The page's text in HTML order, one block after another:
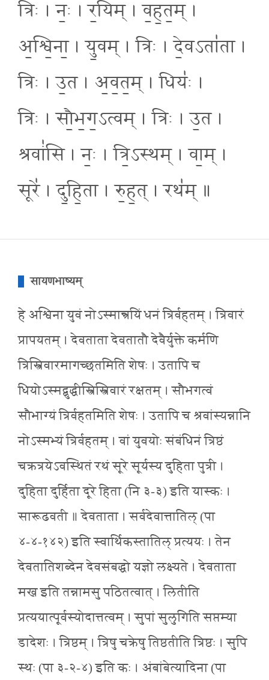
त्रिः । नः॒ । र॒यिम् । व॒ह॒त॒म् ।
अ॒श्वि॒ना॒ । यु॒वम् । त्रिः । दे॒वऽता॑ता ।
त्रिः । उ॒त । अ॒व॒त॒म् । धियः॑ ।
त्रिः । सौ॒भ॒ग॒ऽत्वम् । त्रिः । उ॒त ।
श्रवां॑सि । नः॒ । त्रि॒ऽस्थम् । वा॒म् ।
सूरे॑ । दु॒हि॒ता । रु॒ह॒त् । रथ॑म् ॥
सायणभाष्यम्
हे अश्विना युवं नोऽस्मान्न्रयिं धनं त्रिर्वहतम् । त्रिवारं
प्रापयतम् । देवताता देवतातौ देवैर्युक्ते कर्मणि
त्रिस्त्रिवारमागच्छतमिति शेषः । उतापि च
धियोऽस्मद्बुद्धीस्त्रिस्त्रिवारं रक्षतम् । सौभगत्वं
सौभाग्यं त्रिर्वहतमिति शेषः । उतापि च श्रवांस्यन्नानि
नोऽस्मभ्यं त्रिर्वहतम् । वां युवयोः संबंधिनं त्रिष्ठं
चक्रत्रयेऽवस्थितं रथं सूरे सूर्यस्य दुहिता पुत्री ।
दुहिता दुर्हिता दूरे हिता (नि ३-३) इति यास्कः ।
सारूढवती ॥ देवताता । सर्वदेवात्तातिल् (पा
४-४-१४२) इति स्वार्थिकस्तातिल् प्रत्ययः । तेन
देवतातिशब्देन देवसंबद्धो यज्ञो लक्ष्यते । देवताता
मख इति तन्नामसु पठितत्वात् । लितीति
प्रत्ययात्पूर्वस्योदात्तत्वम् । सुपां सुलुगिति सप्तम्या
डादेशः । त्रिष्ठम् । त्रिषु चक्रेषु तिष्ठतीति त्रिष्ठः । सुपि
स्थः (पा ३-२-४) इति कः । अंबांबेत्यादिना (पा